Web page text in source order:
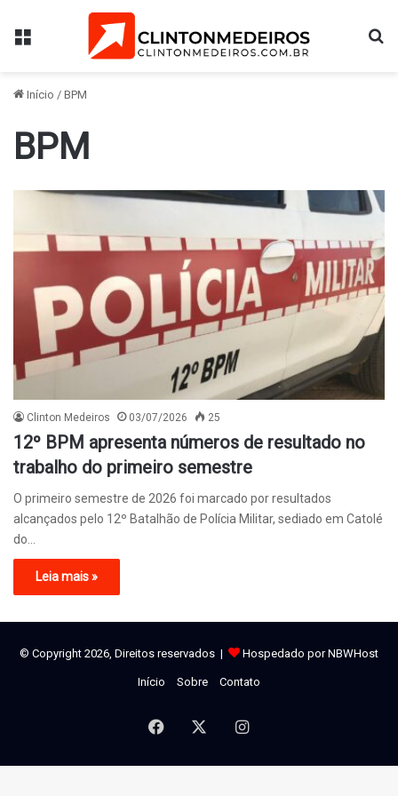
Menu
Início / BPM
BPM
Clinton Medeiros 03/07/2026 25
12º BPM apresenta números de resultado no
trabalho do primeiro semestre
O primeiro semestre de 2026 foi marcado por resultados
alcançados pelo 12º Batalhão de Polícia Militar, sediado em Catolé
do…
Leia mais »
© Copyright 2026, Direitos reservados | Hospedado por NBWHost
Início Sobre Contato
Facebook Instagram